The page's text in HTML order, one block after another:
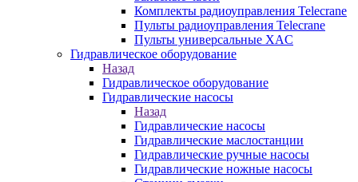
Комплекты радиоуправления Telecrane
Пульты радиоуправления Telecrane
Пульты универсальные XAC
Гидравлическое оборудование
Назад
Гидравлическое оборудование
Гидравлические насосы
Назад
Гидравлические насосы
Гидравлические маслостанции
Гидравлические ручные насосы
Гидравлические ножные насосы